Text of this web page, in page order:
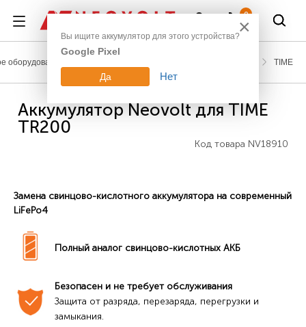
0
TIME
Аккумулятор Neovolt для TIME
TR200
Код товара NV18910
Замена свинцово-кислотного аккумулятора на современный
LiFePo4
Полный аналог свинцово-кислотных АКБ
Безопасен и не требует обслуживания
Защита от разряда, перезаряда, перегрузки и
замыкания.
×
Вы ищите аккумулятор для этого устройства?
Google Pixel
Да Нет